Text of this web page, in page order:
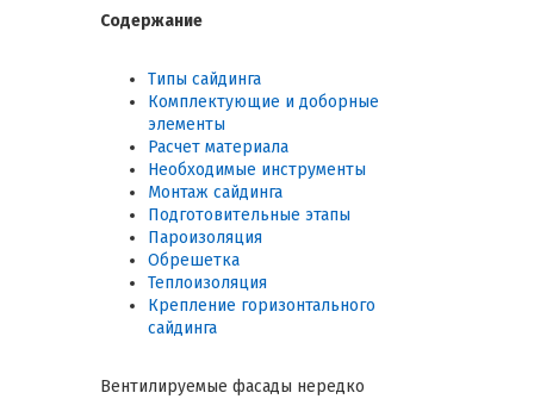
Содержание
Типы сайдинга
Комплектующие и доборные
элементы
Расчет материала
Необходимые инструменты
Монтаж сайдинга
Подготовительные этапы
Пароизоляция
Обрешетка
Теплоизоляция
Крепление горизонтального
сайдинга
Вентилируемые фасады нередко